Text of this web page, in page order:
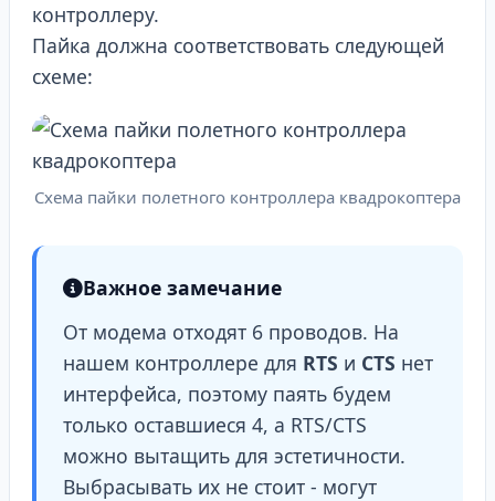
контроллеру.
Пайка должна соответствовать следующей
схеме:
Схема пайки полетного контроллера квадрокоптера
Важное замечание
От модема отходят 6 проводов. На
нашем контроллере для RTS и CTS нет
интерфейса, поэтому паять будем
только оставшиеся 4, а RTS/CTS
можно вытащить для эстетичности.
Выбрасывать их не стоит - могут